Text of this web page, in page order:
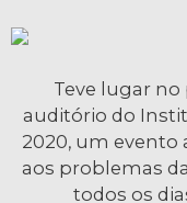
Teve lugar no
auditório do
2020, um
aos problemas
todos os